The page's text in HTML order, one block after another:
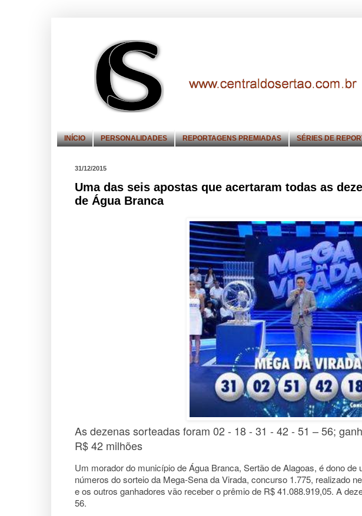
INÍCIO PERSONALIDADES REPORTAGENS PREMIADAS SÉRIES DE
31/12/2015
Uma das seis apostas que acertaram todas as
de Água Branca
As dezenas sorteadas foram 02 - 18 - 31 - 42 - 51 – 56;
R$ 42 milhões
Um morador do município de Água Branca, Sertão de Alagoas, é dono
números do sorteio da Mega-Sena da Virada, concurso 1.775, realizado
e os outros ganhadores vão receber o prêmio de R$ 41.088.919,05. A
56.